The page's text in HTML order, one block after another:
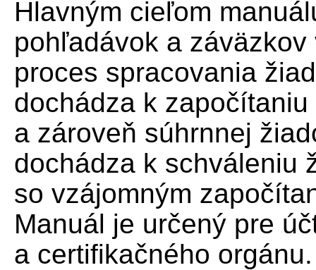
Hlavným cieľom
pohľadávok a
proces spracovania
dochádza k
a zároveň súhrnnej
dochádza k schváleniu
so vzájomným
Manuál je určený pre
a certifikačného orgánu.